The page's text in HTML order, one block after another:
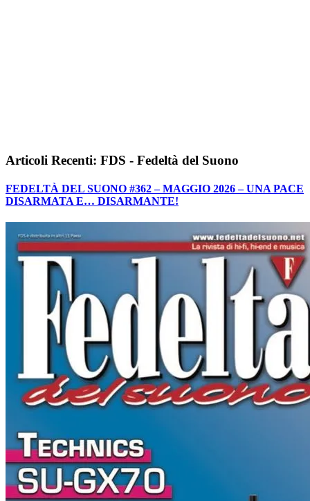
Articoli Recenti: FDS - Fedeltà del Suono
FEDELTÀ DEL SUONO #362 – MAGGIO 2026 – UNA PACE
DISARMATA E… DISARMANTE!